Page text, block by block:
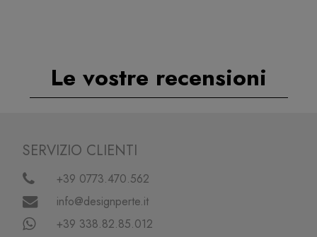
Le vostre recensioni
SERVIZIO CLIENTI
+39 0773.470.562
info@designperte.it
+39 338.82.85.012